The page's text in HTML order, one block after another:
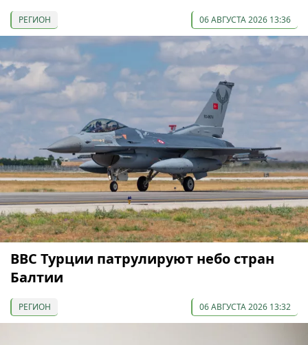
РЕГИОН 06 АВГУСТА 2026 13:36
ВВС Турции патрулируют небо стран
Балтии
РЕГИОН 06 АВГУСТА 2026 13:32